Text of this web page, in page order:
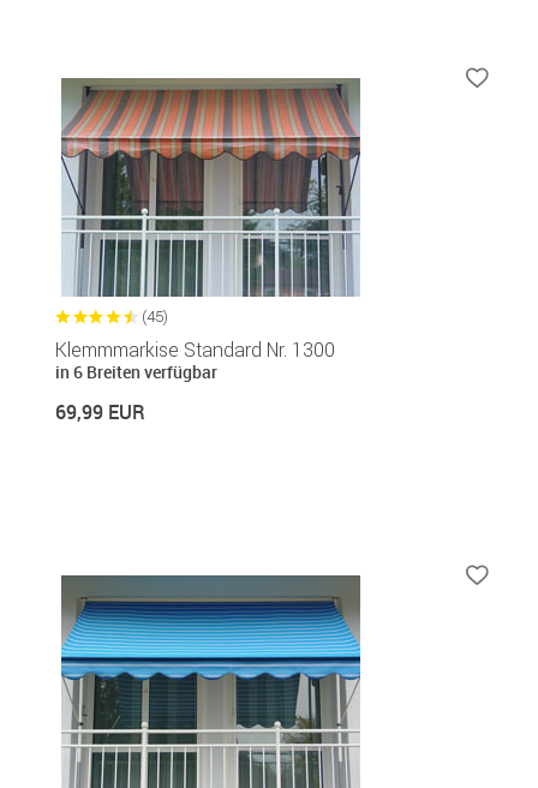
(45)
Klemmmarkise Standard Nr. 1300
in 6 Breiten verfügbar
69,99 EUR